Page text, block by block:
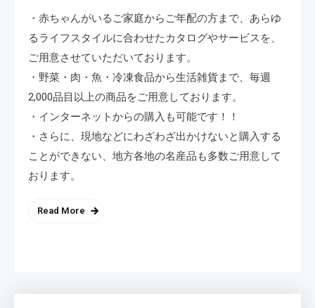
・赤ちゃんがいるご家庭からご年配の方まで、あらゆ
るライフスタイルに合わせたカタログやサービスを、
ご用意させていただいております。
・野菜・肉・魚・冷凍食品から生活雑貨まで、毎週
2,000品目以上の商品をご用意しております。
・インターネットからの購入も可能です！！
・さらに、現地などにわざわざ出かけないと購入する
ことができない、地方各地の名産品も多数ご用意して
おります。
Read More